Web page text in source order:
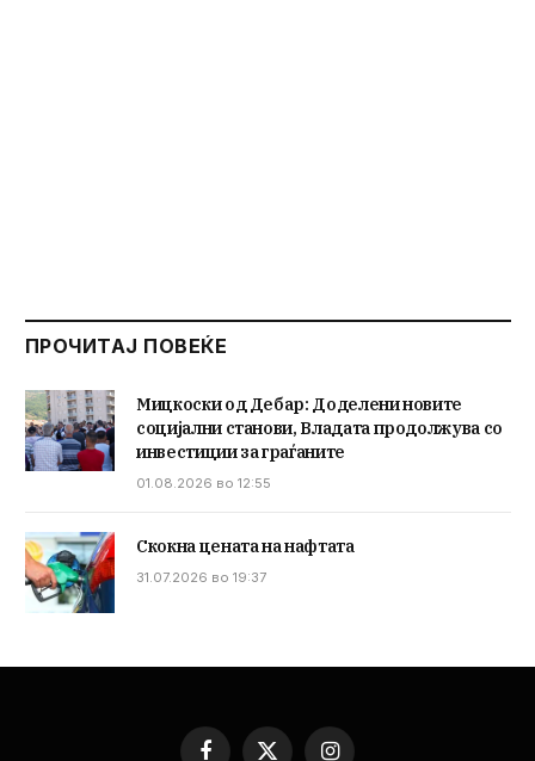
ПРОЧИТАЈ ПОВЕЌЕ
Мицкоски од Дебар: Доделени новите
социјални станови, Владата продолжува со
инвестиции за граѓаните
01.08.2026 во 12:55
Скокна цената на нафтата
31.07.2026 во 19:37